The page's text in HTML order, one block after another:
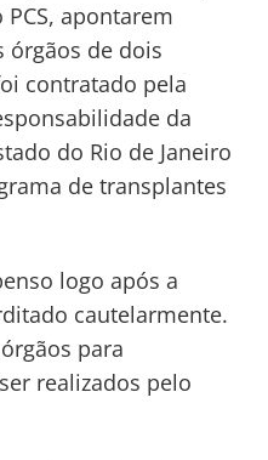
apontarem
órgãos de dois
contratado pela
da
do Rio de Janeiro
de transplantes
logo após a
cautelarmente.
para
realizados pelo